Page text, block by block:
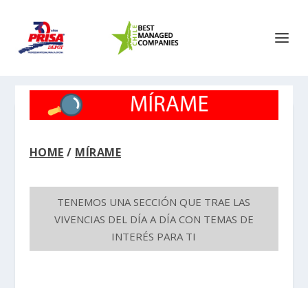
HOME / MÍRAME
TENEMOS UNA SECCIÓN QUE TRAE LAS
VIVENCIAS DEL DÍA A DÍA CON TEMAS DE
INTERÉS PARA TI